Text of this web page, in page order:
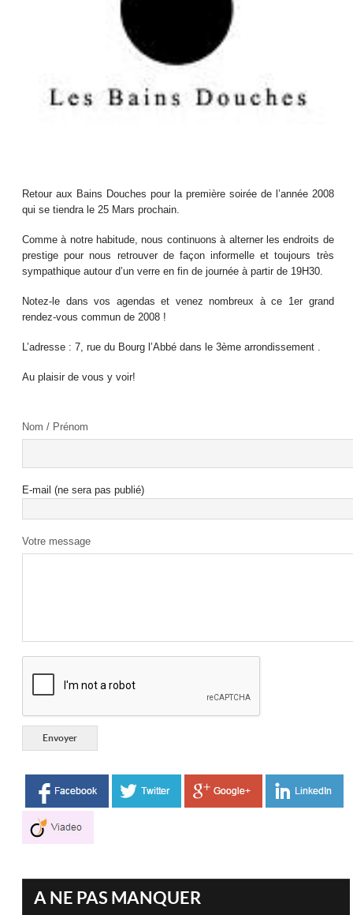
Retour aux Bains Douches pour la première soirée de l’année 2008
qui se tiendra le 25 Mars prochain.
Comme à notre habitude, nous continuons à alterner les endroits de
prestige pour nous retrouver de façon informelle et toujours très
sympathique autour d’un verre en fin de journée à partir de 19H30.
Notez-le dans vos agendas et venez nombreux à ce 1er grand
rendez-vous commun de 2008 !
L’adresse : 7, rue du Bourg l’Abbé dans le 3ème arrondissement .
Au plaisir de vous y voir!
Nom / Prénom
E-mail (ne sera pas publié)
Votre message
A NE PAS MANQUER